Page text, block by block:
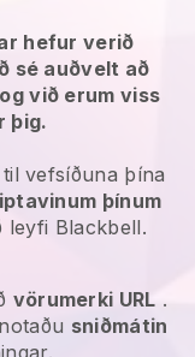
hefur verið
sé auðvelt að
við erum viss
þig.
vefsíðuna þína
þínum
leyfi Blackbell.
vörumerki URL .
sniðmátin